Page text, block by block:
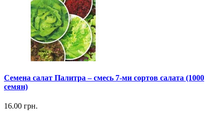
Семена салат Палитра – смесь 7-ми сортов салата (1000
семян)
16.00 грн.